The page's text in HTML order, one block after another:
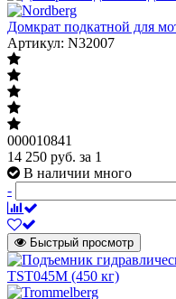
Домкрат подкатной для
Артикул: N32007
000010841
14 250 руб. за 1
В наличии много
-
Быстрый просмотр